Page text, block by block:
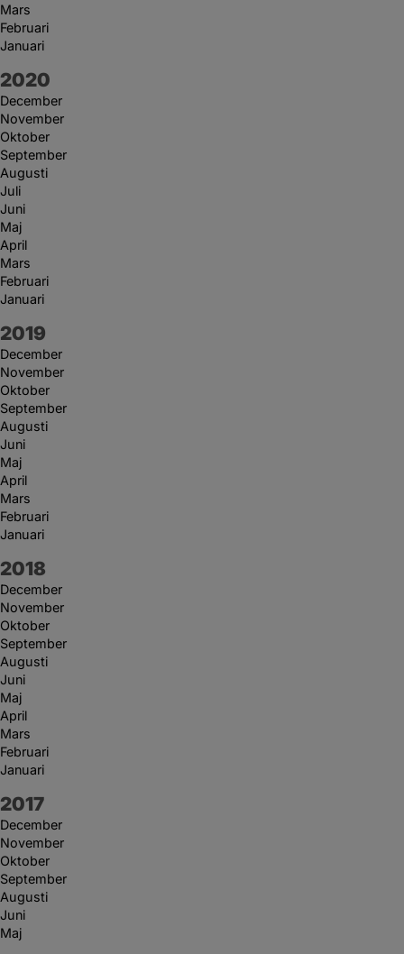
Mars
Februari
Januari
År:
2020
December
November
Oktober
September
Augusti
Juli
Juni
Maj
April
Mars
Februari
Januari
År:
2019
December
November
Oktober
September
Augusti
Juni
Maj
April
Mars
Februari
Januari
År:
2018
December
November
Oktober
September
Augusti
Juni
Maj
April
Mars
Februari
Januari
År:
2017
December
November
Oktober
September
Augusti
Juni
Maj